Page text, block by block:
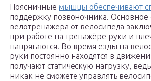
Поясничные мышцы обеспечивают
поддержку позвоночника. Основное
велотренажера от велосипеда
при работе на тренажёре руки и
напрягаются. Во время езды на
руки постоянно находятся в
получают статическую нагрузку,
никак не сможете управлять